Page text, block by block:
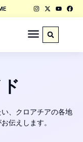
、クロアチアの各地
伝えします。